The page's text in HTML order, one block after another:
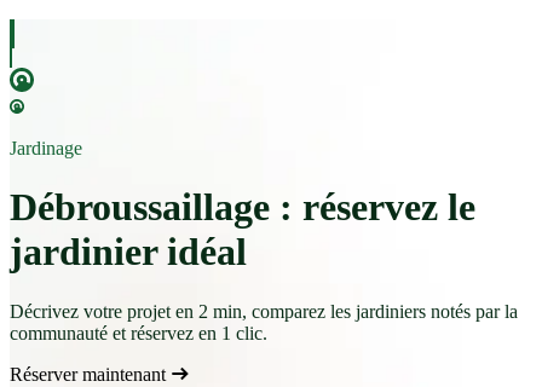
Jardinage
Débroussaillage : réservez le
jardinier idéal
Décrivez votre projet en 2 min, comparez les jardiniers notés par la
communauté et réservez en 1 clic.
Réserver maintenant